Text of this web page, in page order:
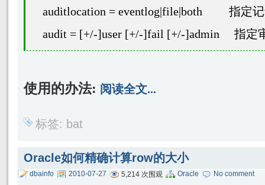
auditlocation = eventlog|file|both 指定
audit = [+/-]user [+/-]fail [+/-]admin 指定
使用的办法: 阅读全文...
标签: bat
Oracle如何精确计算row的大小
dbainfo 2010-07-27 5,214 次围观 Oracle No comment